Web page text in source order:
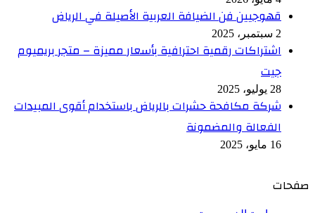
قهوجيين فن الضيافة العربية الأصيلة في الرياض
2 سبتمبر، 2025
اشتراكات رقمية احترافية بأسعار مميزة – متجر بريميوم
جيت
28 يوليو، 2025
شركة مكافحة حشرات بالرياض باستخدام أقوى المبيدات
الفعالة والمضمونة
16 مايو، 2025
صفحات